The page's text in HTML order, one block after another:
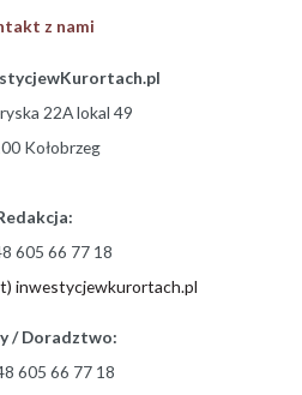
z nami
22A lokal 49
Kołobrzeg
605 66 77 18
inwestycjewkurortach.pl
/ Doradztwo:
605 66 77 18